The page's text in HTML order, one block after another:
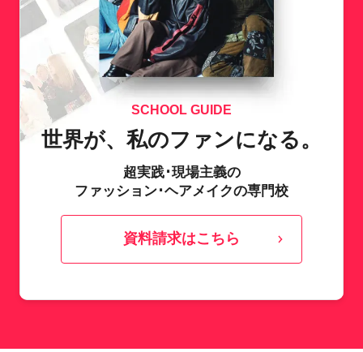
SCHOOL GUIDE
世界が、私のファンになる。
超実践･現場主義の
ファッション･ヘアメイクの専門校
資料請求はこちら